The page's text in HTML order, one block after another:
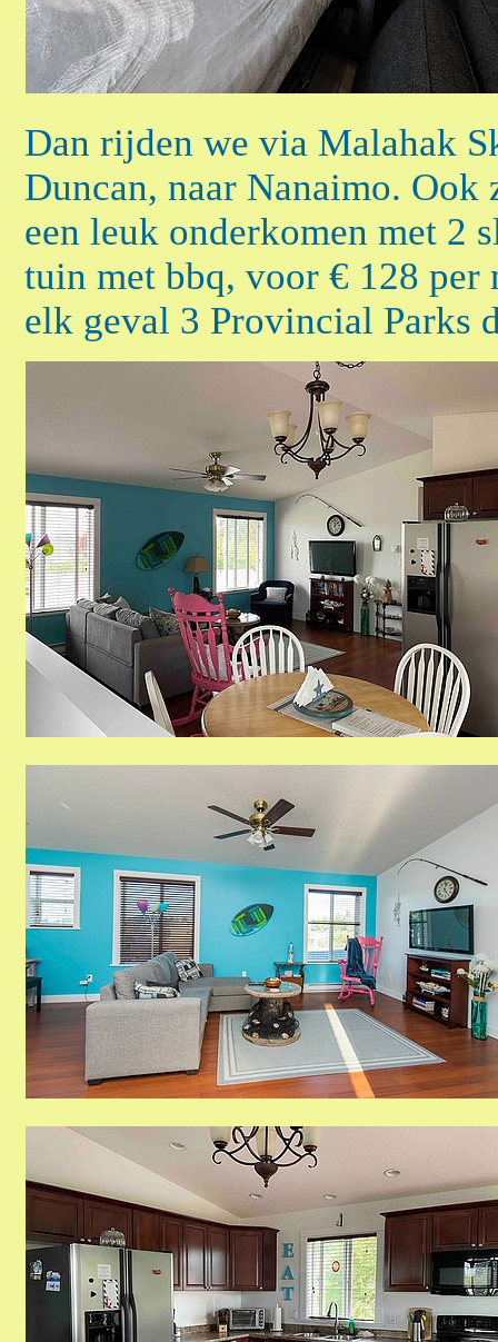
Dan rijden we via Malahak
Duncan, naar Nanaimo. Ook
een leuk onderkomen met 2
tuin met bbq, voor € 128
elk geval 3 Provincial Parks